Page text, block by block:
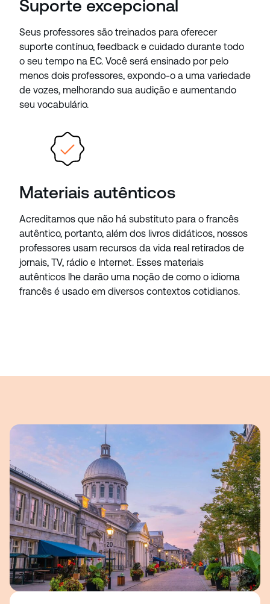
Suporte excepcional
Seus professores são treinados para oferecer
suporte contínuo, feedback e cuidado durante todo
o seu tempo na EC. Você será ensinado por pelo
menos dois professores, expondo-o a uma variedade
de vozes, melhorando sua audição e aumentando
seu vocabulário.
Materiais autênticos
Acreditamos que não há substituto para o francês
autêntico, portanto, além dos livros didáticos, nossos
professores usam recursos da vida real retirados de
jornais, TV, rádio e Internet. Esses materiais
autênticos lhe darão uma noção de como o idioma
francês é usado em diversos contextos cotidianos.